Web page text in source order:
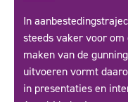
In
steeds vaker voor
maken van de
uitvoeren vormt
in presentaties en